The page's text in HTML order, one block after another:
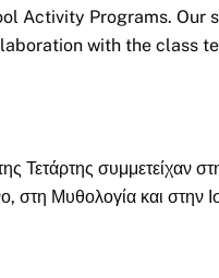
Activity Programs. Our
with the class
Τετάρτης συμμετείχαν
στη Μυθολογία και στην